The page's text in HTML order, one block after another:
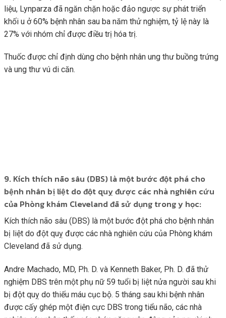
liệu, Lynparza đã ngăn chặn hoặc đảo ngược sự phát triển
khối u ở 60% bệnh nhân sau ba năm thử nghiệm, tỷ lệ này là
27% với nhóm chỉ được điều trị hóa trị.
Thuốc được chỉ định dùng cho bệnh nhân ung thư buồng trứng
và ung thư vú di căn.
9. Kích thích não sâu (DBS) là một bước đột phá cho
bệnh nhân bị liệt do đột quỵ được các nhà nghiên cứu
của Phòng khám Cleveland đã sử dụng trong y học:
Kích thích não sâu (DBS) là một bước đột phá cho bệnh nhân
bị liệt do đột quỵ được các nhà nghiên cứu của Phòng khám
Cleveland đã sử dụng.
Andre Machado, MD, Ph. D. và Kenneth Baker, Ph. D. đã thử
nghiệm DBS trên một phụ nữ 59 tuổi bị liệt nửa người sau khi
bị đột quỵ do thiếu máu cục bộ. 5 tháng sau khi bệnh nhân
được cấy ghép một điện cực DBS trong tiểu não, các nhà